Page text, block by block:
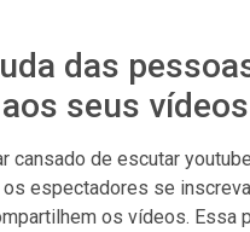
das
seus vídeos
cansado de escutar
espectadores se
os vídeos. Essa